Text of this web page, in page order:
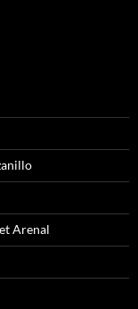
Arenal